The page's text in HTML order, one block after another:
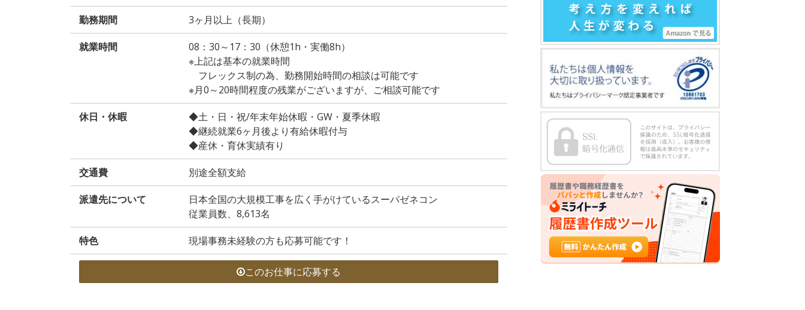
勤務期間 3ヶ月以上（長期）
就業時間
08：30～17：30（休憩1h・実働8h）
※上記は基本の就業時間
フレックス制の為、勤務開始時間の相談は可能です
※月0～20時間程度の残業がございますが、ご相談可能です
休日・休暇
◆土・日・祝/年末年始休暇・GW・夏季休暇
◆継続就業6ヶ月後より有給休暇付与
◆産休・育休実績有り
交通費 別途全額支給
派遣先について
日本全国の大規模工事を広く手がけているスーパゼネコン
従業員数、8,613名
特色 現場事務未経験の方も応募可能です！
このお仕事に応募する